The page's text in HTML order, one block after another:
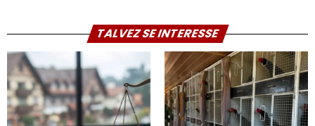
TALVEZ SE INTERESSE